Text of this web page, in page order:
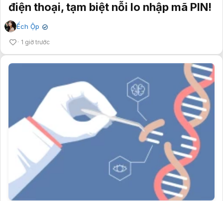
điện thoại, tạm biệt nỗi lo nhập mã PIN!
Ếch Ộp ✔
1 giờ trước